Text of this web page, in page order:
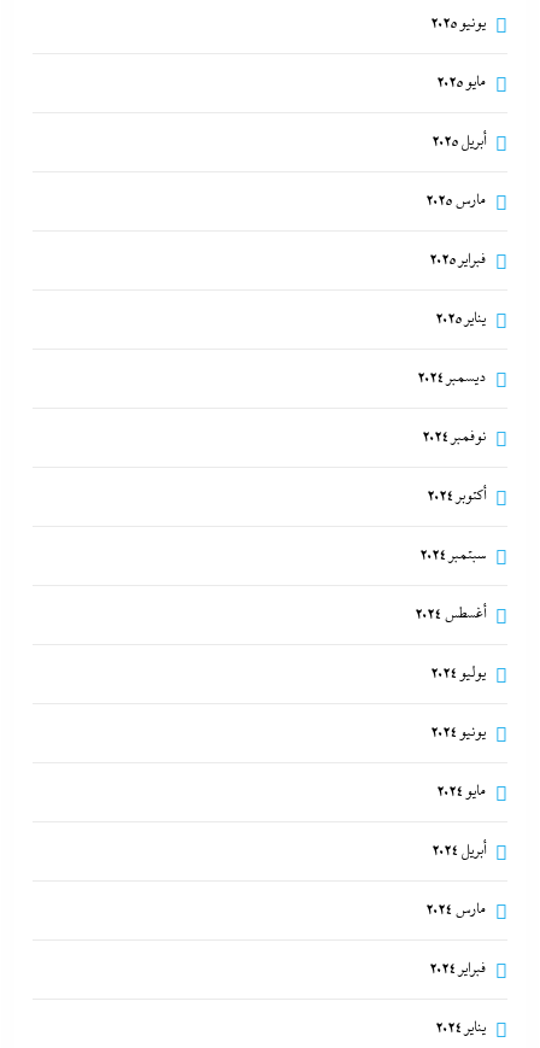
يونيو 2025
مايو 2025
أبريل 2025
مارس 2025
فبراير 2025
يناير 2025
ديسمبر 2024
نوفمبر 2024
أكتوبر 2024
سبتمبر 2024
أغسطس 2024
يوليو 2024
يونيو 2024
مايو 2024
أبريل 2024
مارس 2024
فبراير 2024
يناير 2024